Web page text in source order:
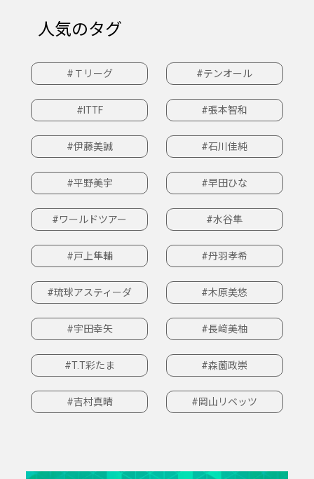
人気のタグ
#Ｔリーグ #テンオール
#ITTF #張本智和
#伊藤美誠 #石川佳純
#平野美宇 #早田ひな
#ワールドツアー #水谷隼
#戸上隼輔 #丹羽孝希
#琉球アスティーダ #木原美悠
#宇田幸矢 #長﨑美柚
#T.T彩たま #森薗政崇
#吉村真晴 #岡山リベッツ